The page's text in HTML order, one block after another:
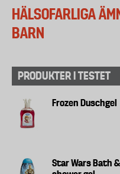
HÄLSOFARLIGA
BARN
PRODUKTER I TESTET
Frozen Duschgel
Star Wars Bath &